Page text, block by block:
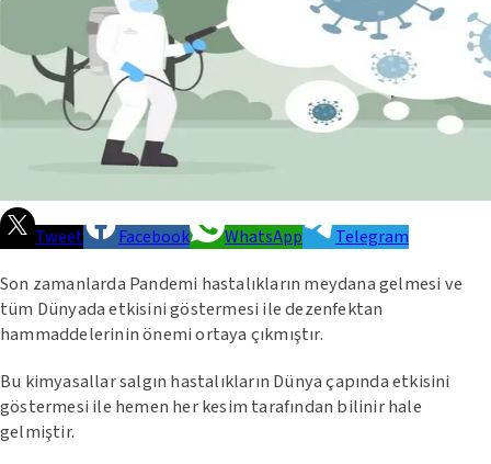
Tweet Facebook WhatsApp Telegram
Son zamanlarda Pandemi hastalıkların meydana gelmesi ve
tüm Dünyada etkisini göstermesi ile dezenfektan
hammaddelerinin önemi ortaya çıkmıştır.
Bu kimyasallar salgın hastalıkların Dünya çapında etkisini
göstermesi ile hemen her kesim tarafından bilinir hale
gelmiştir.